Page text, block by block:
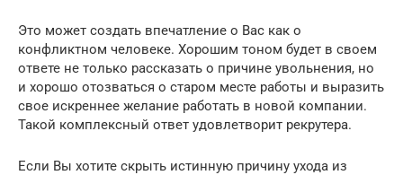
Это может создать впечатление о Вас как о
конфликтном человеке. Хорошим тоном будет в своем
ответе не только рассказать о причине увольнения, но
и хорошо отозваться о старом месте работы и выразить
свое искреннее желание работать в новой компании.
Такой комплексный ответ удовлетворит рекрутера.
Если Вы хотите скрыть истинную причину ухода из